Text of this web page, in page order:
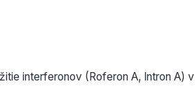
interferonov (Roferon A, Intron A) v